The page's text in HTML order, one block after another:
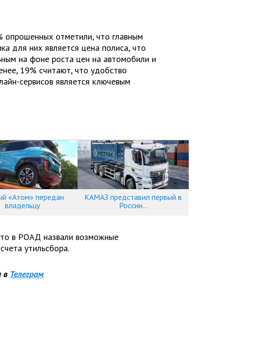
опрошенных отметили, что главным
для них является цена полиса, что
на фоне роста цен на автомобили и
19% считают, что удобство
сервисов является ключевым
«Атом» передан
владельцу
КАМАЗ представил первый в
России...
в РОАД назвали возможные
утильсбора.
в Телеграм